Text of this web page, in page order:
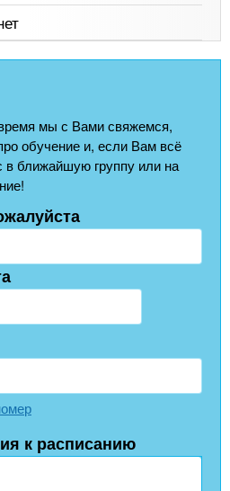
мы с Вами свяжемся,
обучение и, если Вам всё
ближайшую группу или на
к расписанию